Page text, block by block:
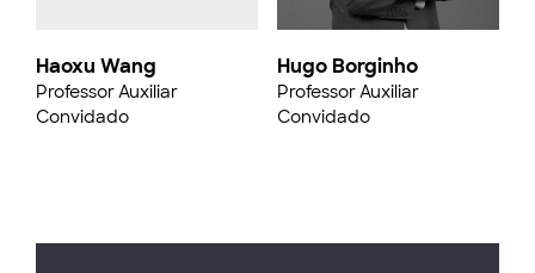
Haoxu Wang
Professor Auxiliar
Convidado
Hugo Borginho
Professor Auxiliar
Convidado